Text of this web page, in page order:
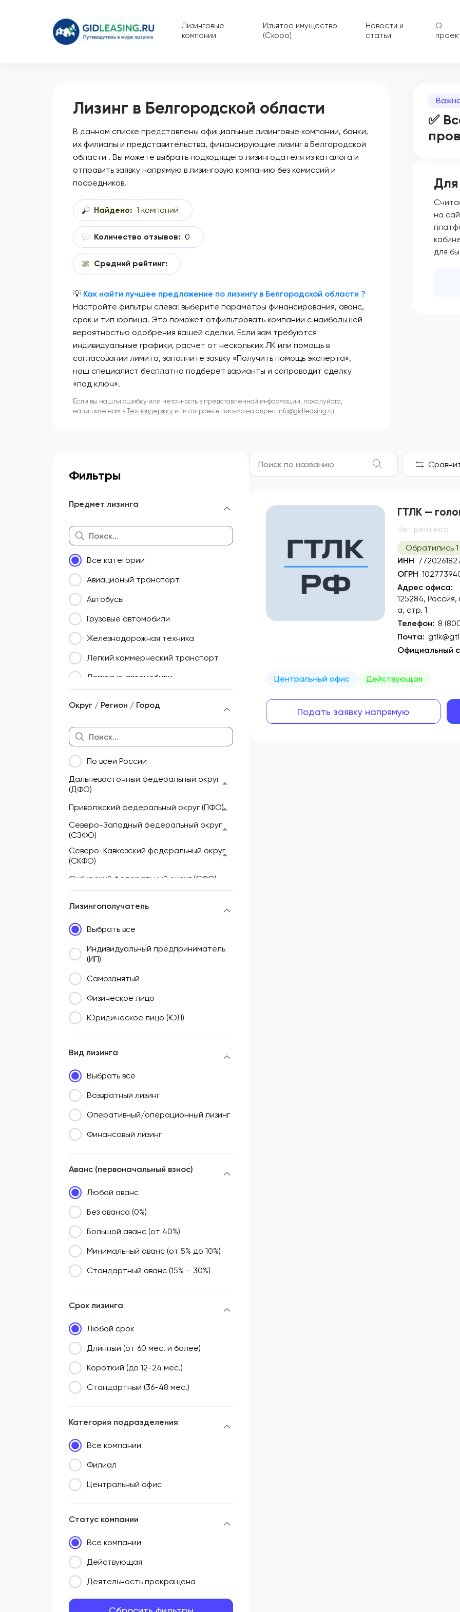
Лизинговые
компании
Изъятое имущество
(Скоро)
Новости и
статьи
О
Лизинг в Белгородской области
В данном списке представлены официальные лизинговые компании, банки,
их филиалы и представительства, финансирующие лизинг в Белгородской
области . Вы можете выбрать подходящего лизингодателя из каталога и
отправить заявку напрямую в лизинговую компанию без комиссий и
посредников.
Найдено: 1 компаний
Количество отзывов: 0
Средний рейтинг:
💡 Как найти лучшее предложение по лизингу в Белгородской области ?
Настройте фильтры слева: выберите параметры финансирования, аванс,
срок и тип юрлица. Это поможет отфильтровать компании с наибольшей
вероятностью одобрения вашей сделки. Если вам требуются
индивидуальные графики, расчет от нескольких ЛК или помощь в
согласовании лимита, заполните заявку «Получить помощь эксперта»,
наш специалист бесплатно подберет варианты и сопроводит сделку
«под ключ».
Если вы нашли ошибку или неточность в представленной информации, пожалуйста,
напишите нам в Техподдержку или отправьте письмо на адрес info@gidleasing.ru.
✅
на
для
Фильтры
Предмет лизинга
Все категории
Авиационый транспорт
Автобусы
Грузовые автомобили
Железнодорожная техника
Легкий коммерческий транспорт
Легковые автомобили
активного отдыха
Недвижимость
Оборудование
Прицепы и полуприцепы
Сельскохозяйственная техника
Складская техника
Округ / Регион / Город
По всей России
Дальневосточный федеральный округ
(ДФО)
Приволжский федеральный округ (ПФО)
Северо-Западный федеральный округ
(СЗФО)
Северо-Кавказский федеральный округ
(СКФО)
Сибирский федеральный округ (СФО)
Южный федеральный округ (ЮФО)
Лизингополучатель
Выбрать все
Индивидуальный предприниматель
(ИП)
Самозанятый
Физическое лицо
Юридическое лицо (ЮЛ)
Вид лизинга
Выбрать все
Возвратный лизинг
Оперативный/операционный лизинг
Финансовый лизинг
Аванс (первоначальный взнос)
Любой аванс
Без аванса (0%)
Большой аванс (от 40%)
Минимальный аванс (от 5% до 10%)
Стандартный аванс (15% – 30%)
Срок лизинга
Любой срок
Длинный (от 60 мес. и более)
Короткий (до 12-24 мес.)
Стандартный (36-48 мес.)
Категория подразделения
Все компании
Филиал
Центральный офис
Статус компании
Все компании
Действующая
Деятельность прекращена
ГТЛК —
Нет рейтинга
Обратились
ИНН
ОГРН
Адрес офиса:
125284,
а, стр. 1
Телефон: 8
Почта:
Официальный
Центральный офис Действующая
Подать заявку напрямую